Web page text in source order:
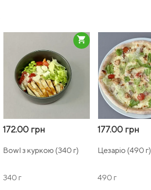
172.00 грн
Bowl з куркою (340 г)
340 г
shopping_cart
177.00 грн
Цезаріо (490 г)
490 г